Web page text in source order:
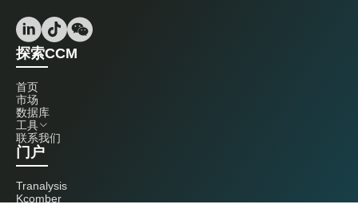
探索CCM
首页
市场
数据库
工具
联系我们
门户
Tranalysis
Kcomber